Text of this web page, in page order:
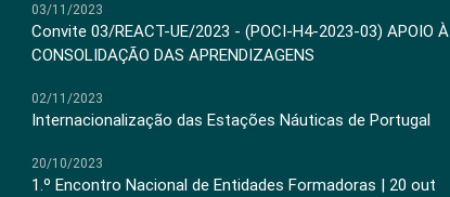
03/11/2023
Convite 03/REACT-UE/2023 - (POCI-H4-2023-03) APOIO À
CONSOLIDAÇÃO DAS APRENDIZAGENS
02/11/2023
Internacionalização das Estações Náuticas de Portugal
20/10/2023
1.º Encontro Nacional de Entidades Formadoras | 20 out